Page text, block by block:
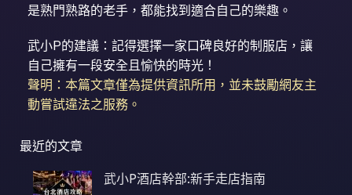
是熟門熟路的老手，都能找到適合自己的樂趣。
武小P的建議：記得選擇一家口碑良好的制服店，讓
自己擁有一段安全且愉快的時光！
聲明：本篇文章僅為提供資訊所用，並未鼓勵網友主
動嘗試違法之服務。
最近的文章
武小P酒店幹部:新手走店指南